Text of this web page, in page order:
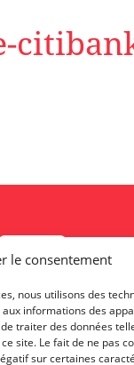
le consentement
nous utilisons des
informations des
traiter des données
site. Le fait de ne pas
sur certaines